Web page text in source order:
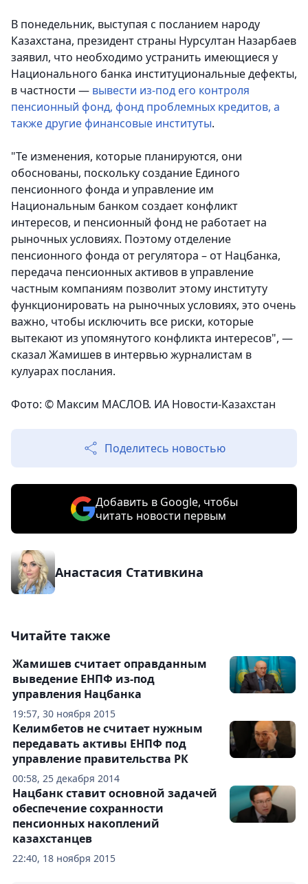
В понедельник, выступая с посланием народу
Казахстана, президент страны Нурсултан Назарбаев
заявил, что необходимо устранить имеющиеся у
Национального банка институциональные дефекты,
в частности — вывести из-под его контроля
пенсионный фонд, фонд проблемных кредитов, а
также другие финансовые институты.
"Те изменения, которые планируются, они
обоснованы, поскольку создание Единого
пенсионного фонда и управление им
Национальным банком создает конфликт
интересов, и пенсионный фонд не работает на
рыночных условиях. Поэтому отделение
пенсионного фонда от регулятора – от Нацбанка,
передача пенсионных активов в управление
частным компаниям позволит этому институту
функционировать на рыночных условиях, это очень
важно, чтобы исключить все риски, которые
вытекают из упомянутого конфликта интересов", —
сказал Жамишев в интервью журналистам в
кулуарах послания.
Фото: © Максим МАСЛОВ. ИА Новости-Казахстан
Поделитесь новостью
Добавить в Google, чтобы
читать новости первым
Анастасия Стативкина
Читайте также
19:57, 30 ноября 2015
Жамишев считает оправданным
выведение ЕНПФ из-под
управления Нацбанка
00:58, 25 декабря 2014
Келимбетов не считает нужным
передавать активы ЕНПФ под
управление правительства РК
22:40, 18 ноября 2015
Нацбанк ставит основной задачей
обеспечение сохранности
пенсионных накоплений
казахстанцев